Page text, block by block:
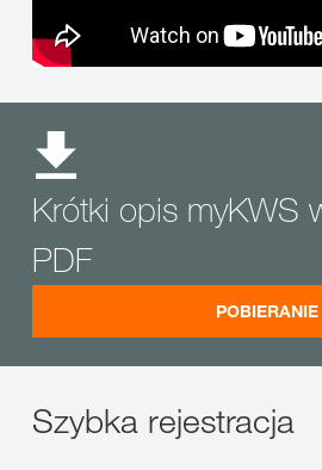
Krótki opis myKWS
PDF
POBIERANIE
Szybka rejestracja